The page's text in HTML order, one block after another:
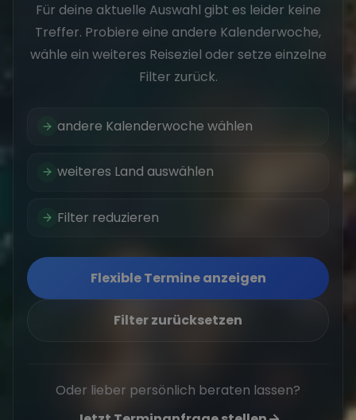
Für deine aktuelle Auswahl gibt es leider keine
Treffer. Probiere eine andere Kalenderwoche,
wähle ein weiteres Reiseziel oder setze einzelne
Filter zurück.
andere Kalenderwoche wählen
weiteres Land auswählen
Filter reduzieren
Flexible Termine anzeigen
Filter zurücksetzen
Oder lieber persönlich beraten lassen?